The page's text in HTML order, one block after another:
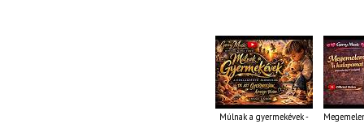
Múlnak a gyermekévek -